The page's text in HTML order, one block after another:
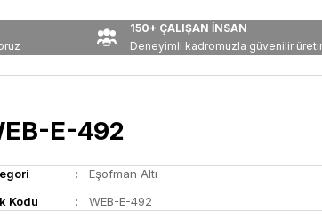
150+ ÇALIŞAN İNSAN
Deneyimli kadromuzla güvenilir
E-492
Eşofman Altı
Kodu
WEB-E-492